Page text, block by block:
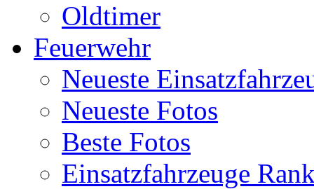
Oldtimer
Feuerwehr
Neueste
Neueste Fotos
Beste Fotos
Einsatzfahrzeuge